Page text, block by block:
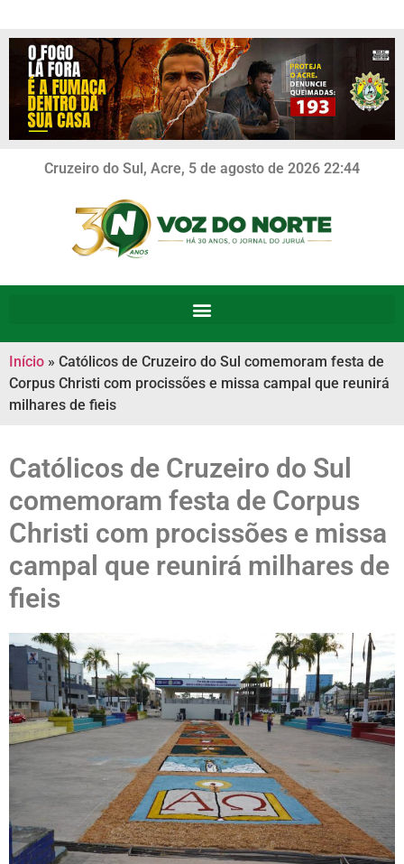
Cruzeiro do Sul, Acre, 5 de agosto de 2026 22:44
Início » Católicos de Cruzeiro do Sul comemoram festa de
Corpus Christi com procissões e missa campal que reunirá
milhares de fieis
Católicos de Cruzeiro do Sul
comemoram festa de Corpus
Christi com procissões e missa
campal que reunirá milhares de
fieis